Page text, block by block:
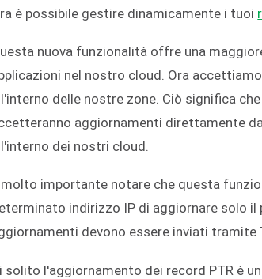
è possibile gestire dinamicamente i tuoi
nuova funzionalità offre una
nel nostro cloud. Ora
delle nostre zone. Ciò significa
aggiornamenti direttamente
dei nostri cloud.
molto importante notare che questa
indirizzo IP di aggiornare solo il
devono essere inviati tramite
solito l'aggiornamento dei record PTR è